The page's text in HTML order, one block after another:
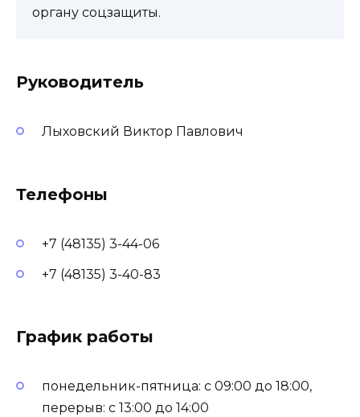
органу соцзащиты.
Руководитель
Лыховский Виктор Павлович
Телефоны
+7 (48135) 3-44-06
+7 (48135) 3-40-83
График работы
понедельник-пятница: с 09:00 до 18:00,
перерыв: с 13:00 до 14:00